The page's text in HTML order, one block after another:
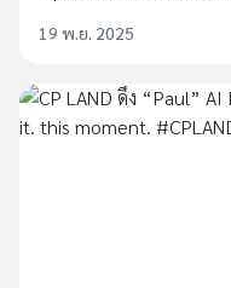
19 พ.ย. 2025